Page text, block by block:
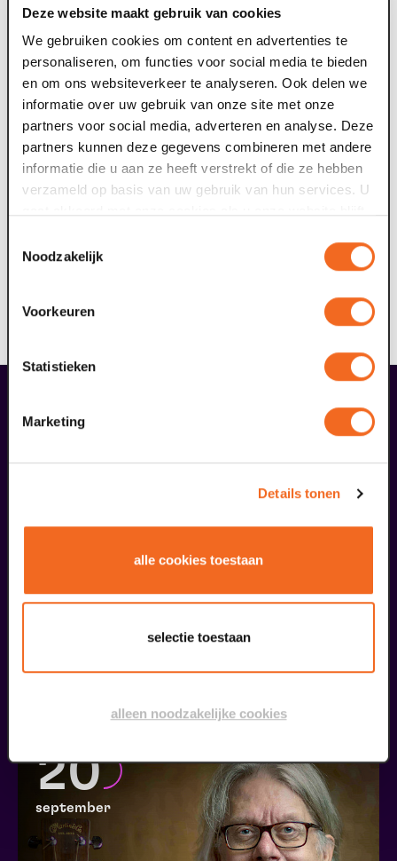
Deze website maakt gebruik van cookies
We gebruiken cookies om content en advertenties te
personaliseren, om functies voor social media te bieden
en om ons websiteverkeer te analyseren. Ook delen we
informatie over uw gebruik van onze site met onze
partners voor social media, adverteren en analyse. Deze
partners kunnen deze gegevens combineren met andere
informatie die u aan ze heeft verstrekt of die ze hebben
verzameld op basis van uw gebruik van hun services. U
Noodzakelijk
Voorkeuren
Statistieken
Marketing
Details tonen
alle cookies toestaan
selectie toestaan
alleen noodzakelijke cookies
09
20
september